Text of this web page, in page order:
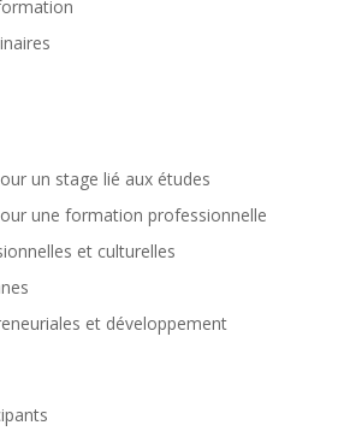
un stage lié aux études
une formation professionnelle
et culturelles
et développement